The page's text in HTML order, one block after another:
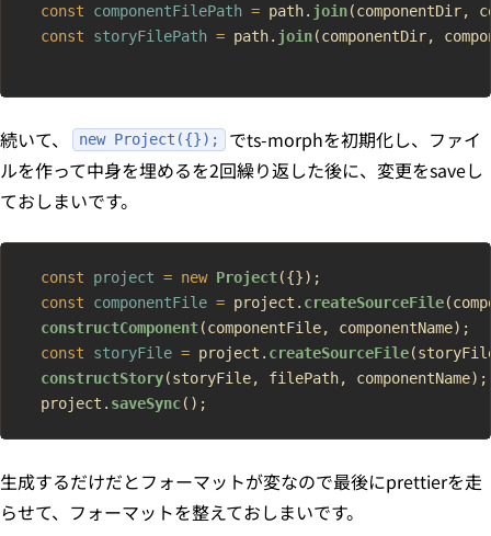
  const
componentFilePath = path. join(componentDir,
  const
storyFilePath = path. join(componentDir,
続いて、 new Project({});
でts-morphを初期化し、ファイ
ルを作って中身を埋めるを2回繰り返した後に、変更をsaveし
ておしまいです。
  const
project = new Project({});
  const
componentFile = project. createSourceFile
  constructComponent
(componentFile, componentName);
  const
storyFile = project. createSourceFile
  constructStory
(storyFile, filePath, componentName);
  project.
saveSync();
生成するだけだとフォーマットが変なので最後にprettierを走
らせて、フォーマットを整えておしまいです。